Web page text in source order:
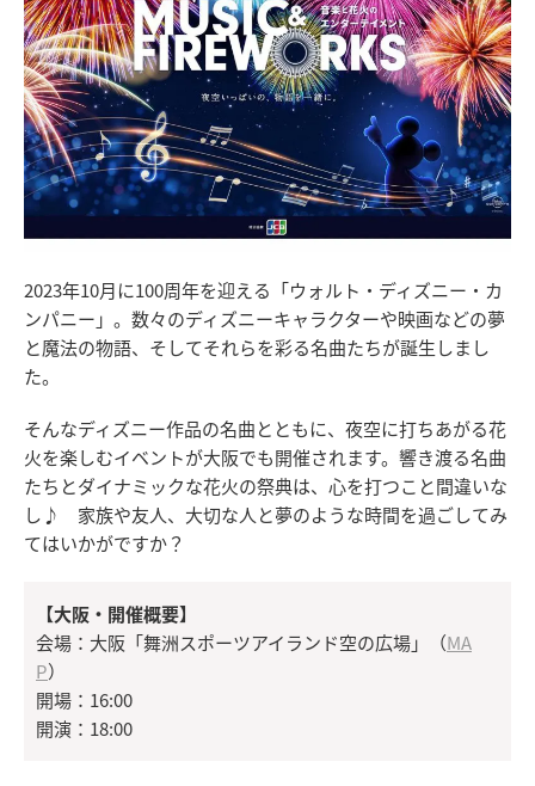
2023年10月に100周年を迎える「ウォルト・ディズニー・カ
ンパニー」。数々のディズニーキャラクターや映画などの夢
と魔法の物語、そしてそれらを彩る名曲たちが誕生しまし
た。
そんなディズニー作品の名曲とともに、夜空に打ちあがる花
火を楽しむイベントが大阪でも開催されます。響き渡る名曲
たちとダイナミックな花火の祭典は、心を打つこと間違いな
し♪ 家族や友人、大切な人と夢のような時間を過ごしてみ
てはいかがですか？
【大阪・開催概要】
会場：大阪「舞洲スポーツアイランド空の広場」（MA
P）
開場：16:00
開演：18:00